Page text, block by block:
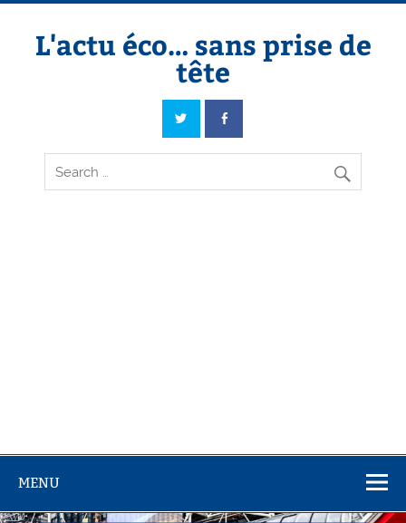
Skip
contentL'actu éco… sans prise de
tête
L'actu éco… sans prise de tête
MENU